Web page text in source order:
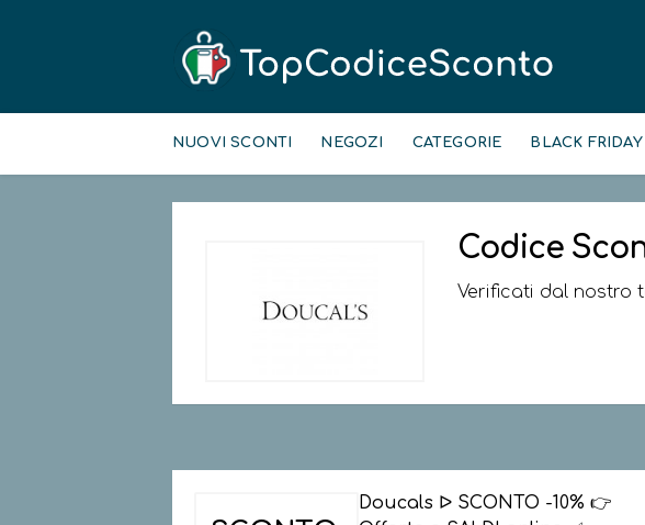
to
NUOVI SCONTI NEGOZI CATEGORIE BLACK FRIDAY
Codice
Verificati dal nostro
Doucals ᐅ SCONTO -10% 👉